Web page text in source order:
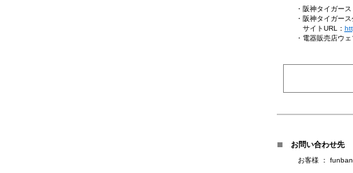
・阪神タイガー
・阪神タイガー
サイトURL：
・電器販売店ウ
■ お問い合わせ先
お客様 ：